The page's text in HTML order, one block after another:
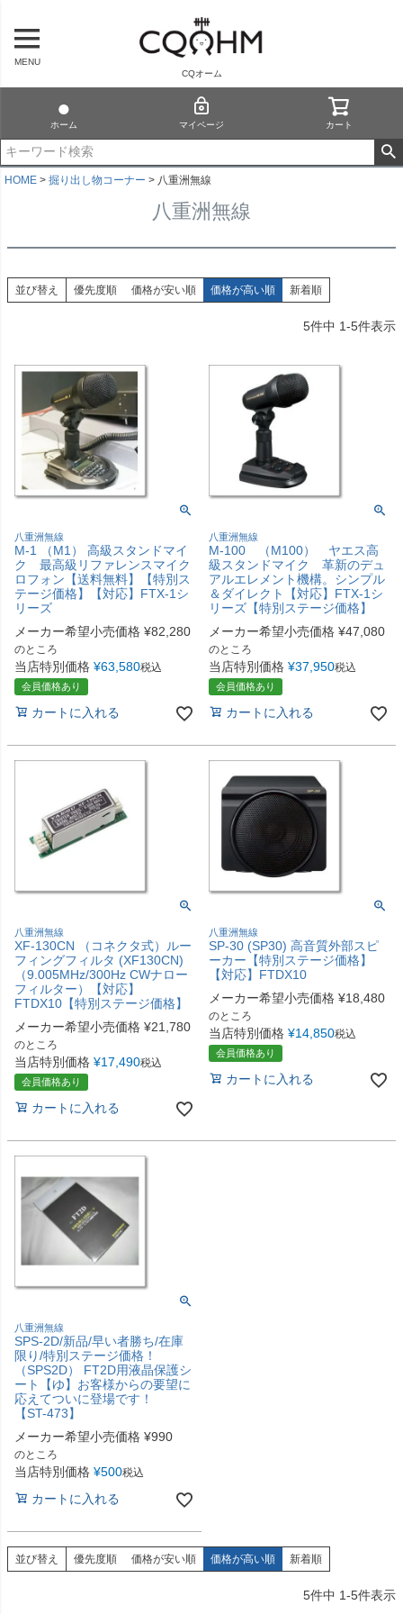
MENU
CQオーム
ホーム マイページ カート
HOME 掘り出し物コーナー 八重洲無線
八重洲無線
並び替え 優先度順 価格が安い順 価格が高い順 新着順
5件中 1-5件表示
八重洲無線
M-1 （M1） 高級スタンドマイ
ク 最高級リファレンスマイク
ロフォン【送料無料】【特別ス
テージ価格】【対応】FTX-1シ
リーズ
メーカー希望小売価格 ¥82,280
のところ
当店特別価格 ¥63,580税込
会員価格あり
カートに入れる
八重洲無線
M-100 （M100） ヤエス高
級スタンドマイク 革新のデュ
アルエレメント機構。シンプル
＆ダイレクト【対応】FTX-1シ
リーズ【特別ステージ価格】
メーカー希望小売価格 ¥47,080
のところ
当店特別価格 ¥37,950税込
会員価格あり
カートに入れる
八重洲無線
XF-130CN （コネクタ式）ルー
フィングフィルタ (XF130CN)
（9.005MHz/300Hz CWナロー
フィルター）【対応】
FTDX10【特別ステージ価格】
メーカー希望小売価格 ¥21,780
のところ
当店特別価格 ¥17,490税込
会員価格あり
カートに入れる
八重洲無線
SP-30 (SP30) 高音質外部スピ
ーカー【特別ステージ価格】
【対応】FTDX10
メーカー希望小売価格 ¥18,480
のところ
当店特別価格 ¥14,850税込
会員価格あり
カートに入れる
八重洲無線
SPS-2D/新品/早い者勝ち/在庫
限り/特別ステージ価格！
（SPS2D） FT2D用液晶保護シ
ート【ゆ】お客様からの要望に
応えてついに登場です！
【ST-473】
メーカー希望小売価格 ¥990
のところ
当店特別価格 ¥500税込
カートに入れる
並び替え 優先度順 価格が安い順 価格が高い順 新着順
5件中 1-5件表示